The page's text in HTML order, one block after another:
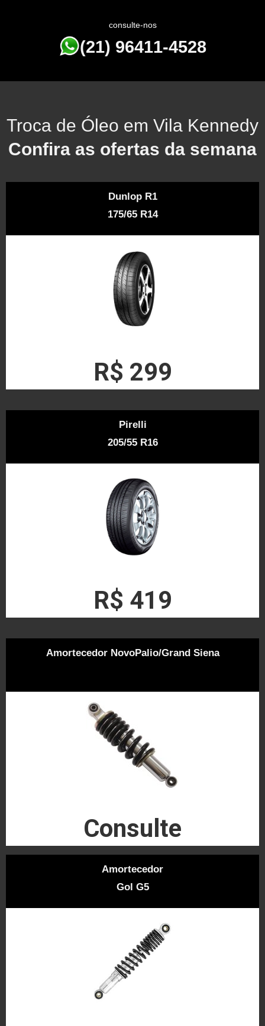
consulte-nos
(21) 96411-4528
Troca de Óleo em Vila Kennedy
Confira as ofertas da semana
Dunlop R1
175/65 R14
R$ 299
Pirelli
205/55 R16
R$ 419
Amortecedor NovoPalio/Grand Siena
Consulte
Amortecedor
Gol G5